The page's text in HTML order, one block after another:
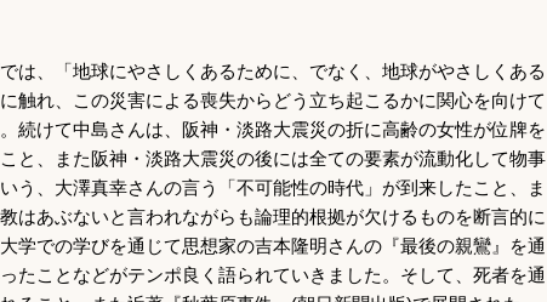
は、「地球にやさしくあるために、でなく、地球がやさしくある
触れ、この災害による喪失からどう立ち起こるかに関心を向けて
続けて中島さんは、阪神・淡路大震災の折に高齢の女性が位牌を
と、また阪神・淡路大震災の後には全ての要素が流動化して物事
う、大澤真幸さんの言う「不可能性の時代」が到来したこと、ま
はあぶないと言われながらも論理的根拠が欠けるものを断言的に
学での学びを通じて思想家の吉本隆明さんの『最後の親鸞』を通
たことなどがテンポ良く語られていきました。そして、死者を通